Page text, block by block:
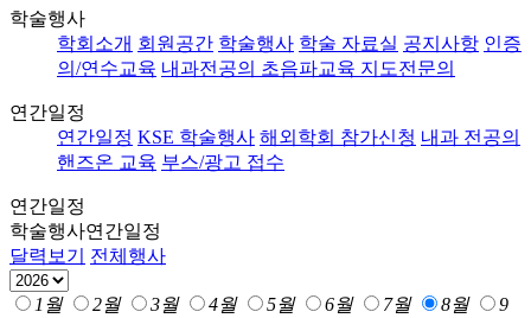
학술행사
학회소개 회원공간 학술행사 학술 자료실 공지사항 인증
의/연수교육 내과전공의 초음파교육 지도전문의
연간일정
연간일정 KSE 학술행사 해외학회 참가신청 내과 전공의
핸즈온 교육 부스/광고 접수
연간일정
학술행사연간일정
달력보기
전체행사
1월 2월 3월 4월 5월 6월 7월 8월
9